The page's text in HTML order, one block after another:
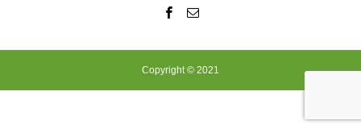
Copyright © 2021